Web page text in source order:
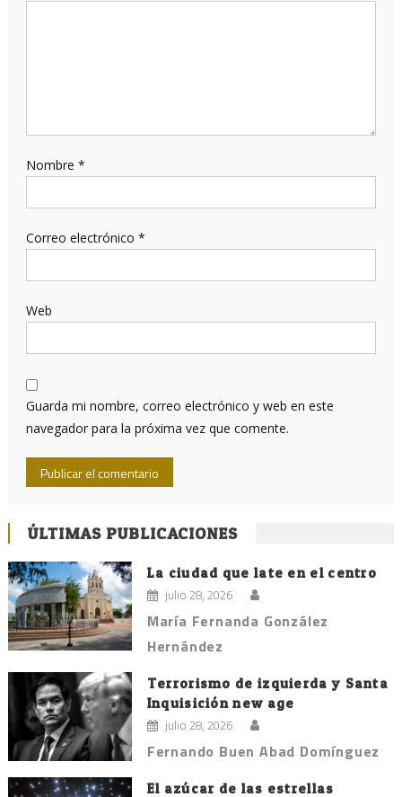
Nombre *
Correo electrónico *
Web
Guarda mi nombre, correo electrónico y web en este
navegador para la próxima vez que comente.
ÚLTIMAS PUBLICACIONES
La ciudad que late en el centro
julio 28, 2026
María Fernanda González
Hernández
Terrorismo de izquierda y Santa
Inquisición new age
julio 28, 2026
Fernando Buen Abad Domínguez
El azúcar de las estrellas